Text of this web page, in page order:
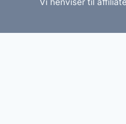
Vi henviser til